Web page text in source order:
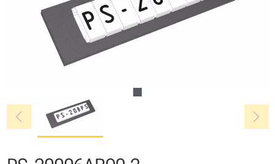
chevron_left chevron_right